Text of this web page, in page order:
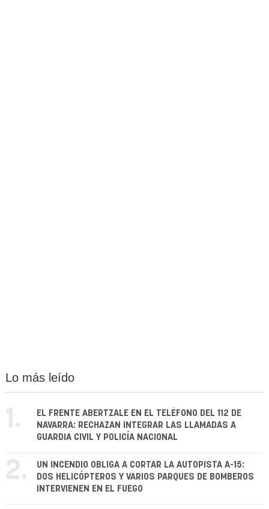
Lo más leído
1.
EL FRENTE ABERTZALE EN EL TELÉFONO DEL 112 DE
NAVARRA: RECHAZAN INTEGRAR LAS LLAMADAS A
GUARDIA CIVIL Y POLICÍA NACIONAL
2.
UN INCENDIO OBLIGA A CORTAR LA AUTOPISTA A-15:
DOS HELICÓPTEROS Y VARIOS PARQUES DE BOMBEROS
INTERVIENEN EN EL FUEGO